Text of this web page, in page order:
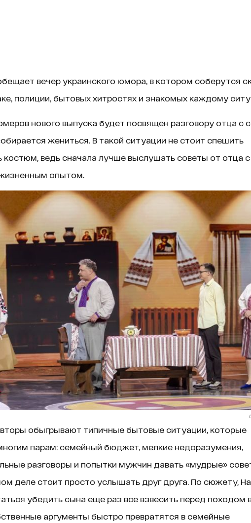
вечер украинского юмора, в котором соберутся
полиции, бытовых хитростях и знакомых каждому
нового выпуска будет посвящен разговору отца с
жениться. В такой ситуации не стоит спешить
костюм, ведь сначала лучше выслушать советы от отца с
опытом.
обыгрывают типичные бытовые ситуации, которые
парам: семейный бюджет, мелкие недоразумения,
разговоры и попытки мужчин давать «мудрые»
деле стоит просто услышать друг друга. По сюжету,
убедить сына еще раз все взвесить перед походом в
аргументы быстро превратятся в семейные